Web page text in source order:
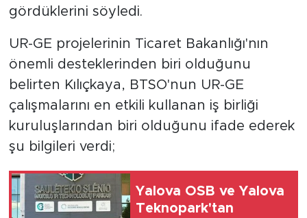
gördüklerini söyledi.
UR-GE projelerinin Ticaret Bakanlığı'nın
önemli desteklerinden biri olduğunu
belirten Kılıçkaya, BTSO'nun UR-GE
çalışmalarını en etkili kullanan iş birliği
kuruluşlarından biri olduğunu ifade ederek
şu bilgileri verdi;
Yalova OSB ve Yalova
Teknopark'tan